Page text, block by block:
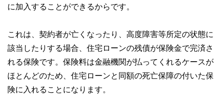
に加入することができるからです。
これは、契約者が亡くなったり、高度障害等所定の状態に
該当したりする場合、住宅ローンの残債が保険金で完済さ
れる保険です。保険料は金融機関が払ってくれるケースが
ほとんどのため、住宅ローンと同額の死亡保障の付いた保
険に入れることになります。